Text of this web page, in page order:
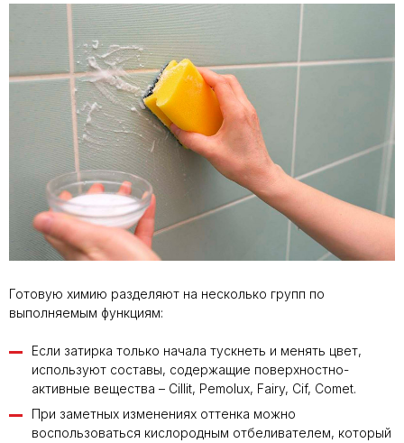
Готовую химию разделяют на несколько групп по
выполняемым функциям:
Если затирка только начала тускнеть и менять цвет,
используют составы, содержащие поверхностно-
активные вещества – Cillit, Pemolux, Fairy, Cif, Comet.
При заметных изменениях оттенка можно
воспользоваться кислородным отбеливателем, который